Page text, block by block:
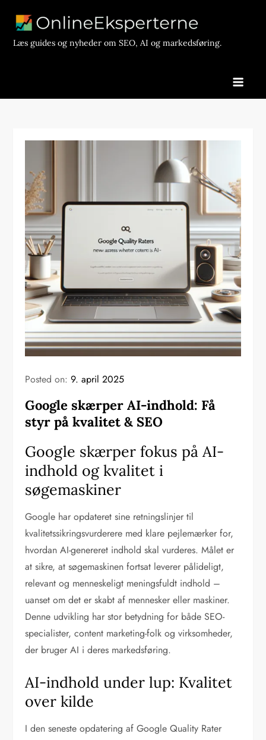
contentLæs guides og nyheder om SEO, AI og markedsføring.
Posted on:9. april 2025
Google skærper AI-indhold: Få
styr på kvalitet & SEO
Google skærper fokus på AI-
indhold og kvalitet i
søgemaskiner
Google har opdateret sine retningslinjer til
kvalitetssikringsvurderere med klare pejlemærker for,
hvordan AI-genereret indhold skal vurderes. Målet er
at sikre, at søgemaskinen fortsat leverer pålideligt,
relevant og menneskeligt meningsfuldt indhold –
uanset om det er skabt af mennesker eller maskiner.
Denne udvikling har stor betydning for både SEO-
specialister, content marketing-folk og virksomheder,
der bruger AI i deres markedsføring.
AI-indhold under lup: Kvalitet
over kilde
I den seneste opdatering af Google Quality Rater